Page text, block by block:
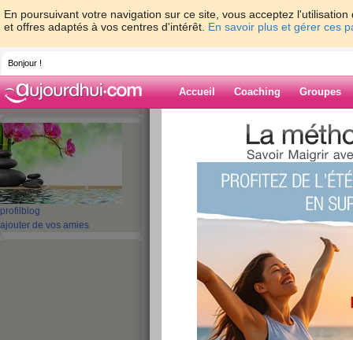
En poursuivant votre navigation sur ce site, vous acceptez
et offres adaptés à vos centres d'intérêt. En savoir plus et gérer ces
Bonjour !
Accueil Coaching Groupes
profil blog
ajouter de vos amies
> fleursdebach26
Blog de
Suiv. ›
le temps
douleurs mais
publié le 01/06/2013 à 13:23